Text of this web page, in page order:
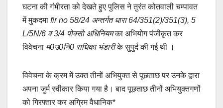
घटना की गंभीरता को देखते हुए पुलिस ने तुरंत कोतवाली चम्पावत
में मुकदमा fir no 58/24 अन्तर्गत धारा 64/351(2)/351(3), 5
L/5N/6 व 3/4 पोक्सो अधिनियमका अभियोग पंजीकृत कर
विवेचना म0उ0नि0 राधिका भंडारीके सुपुर्द की गई थी ।
विवेचना के क्रम में उक्त तीनों अभियुक्त से पूछताछ पर उनके द्वारा
अपना जुर्म स्वीकार किया गया है। बाद पूछताछ तीनों अभियुक्तगणों
को गिरफ्तार कर अग्रिम वैधानिक*